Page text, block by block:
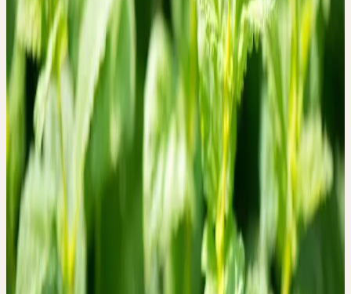
Sommer
ENGELWURZ
Angelica archangelica
Abgrenzung zwischen innen und aussen, Verbindung zwischen
oben und unten. Innerer Raum, Inspiration. Polarität von Mut und
Angst.
Herbst
GELBER ENZIAN
Gentiana lutea
Überwindung, Verdauung, Zerteilung
Frühling